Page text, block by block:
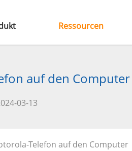
Ressourcen
auf den
03-13
Telefon auf den Computer